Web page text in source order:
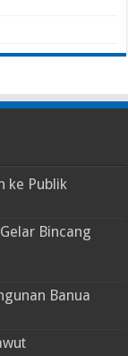
ke Publik
Bincang
Banua